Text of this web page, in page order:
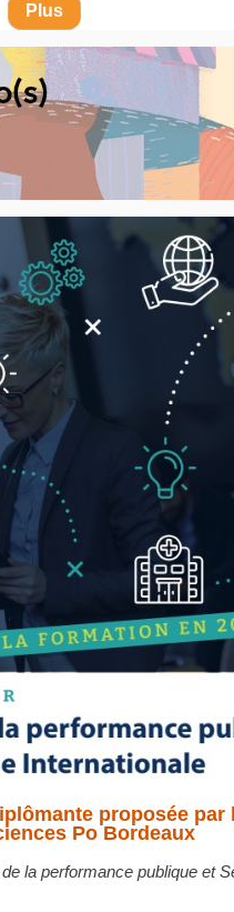
Plus
proposée par
Po Bordeaux
la performance publique et